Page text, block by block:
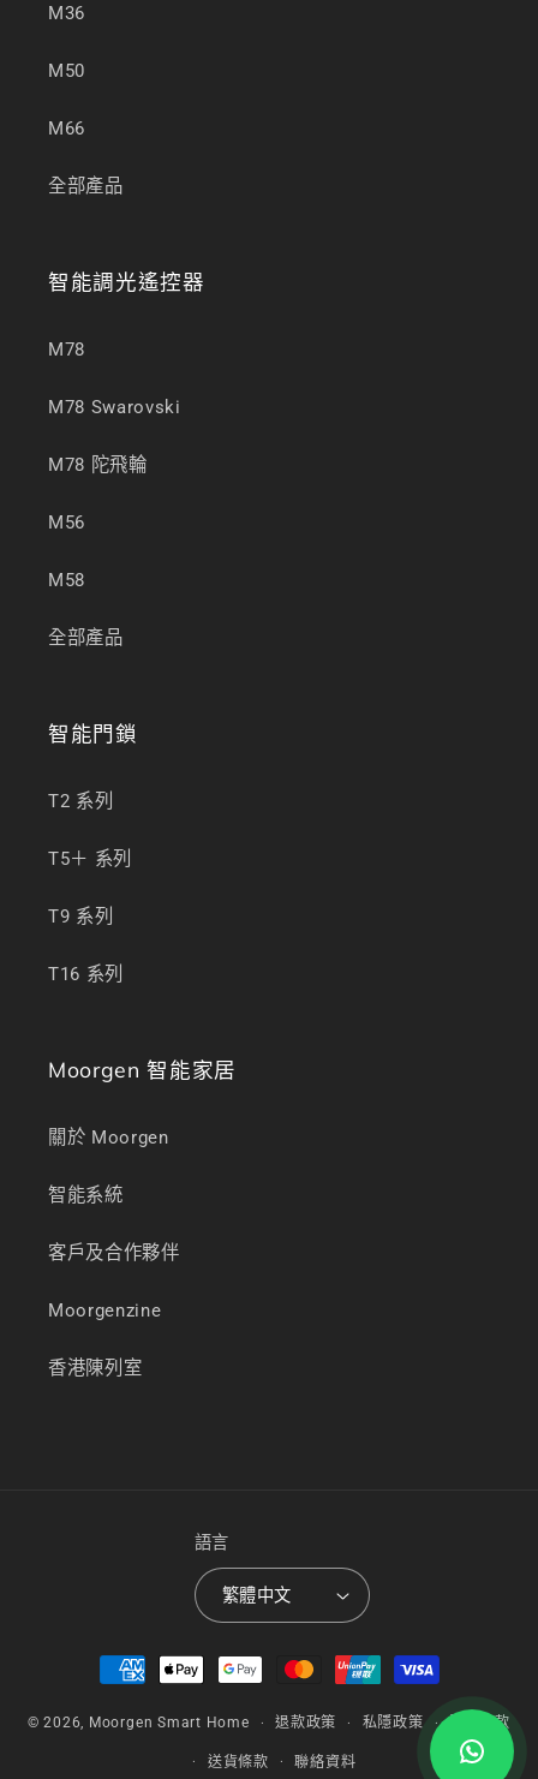
M36
M50
M66
全部產品
智能調光遙控器
M78
M78 Swarovski
M78 陀飛輪
M56
M58
全部產品
智能門鎖
T2 系列
T5＋ 系列
T9 系列
T16 系列
Moorgen 智能家居
關於 Moorgen
智能系統
客戶及合作夥伴
Moorgenzine
香港陳列室
語言
繁體中文
付
款
方
© 2026, Moorgen Smart Home 退款政策 私隱政策 服務條款
送貨條款 聯絡資料